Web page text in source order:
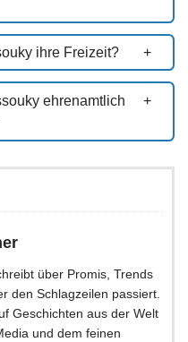
ihre Freizeit?
ehrenamtlich
über Promis, Trends
den Schlagzeilen passiert.
Geschichten aus der Welt
und dem feinen